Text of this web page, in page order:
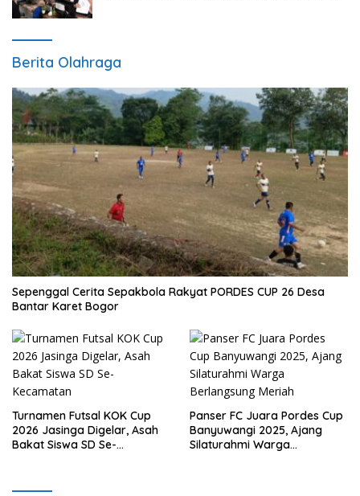
Berita Olahraga
Sepenggal Cerita Sepakbola Rakyat PORDES CUP 26 Desa
Bantar Karet Bogor
Turnamen Futsal KOK Cup
2026 Jasinga Digelar, Asah
Bakat Siswa SD Se-
Panser FC Juara Pordes Cup
Banyuwangi 2025, Ajang
Silaturahmi Warga